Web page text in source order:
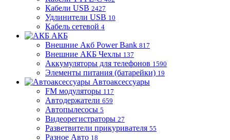
Кабели USB 2427
Удлинители USB 10
Кабель сетевой 4
АКБ
Внешние Акб Power Bank 817
Внешние АКБ Чехлы 137
Аккумуляторы для телефонов 1590
Элементы питания (батарейки) 19
Автоаксессуары
FM модуляторы 117
Автодержатели 659
Автопылесосы 5
Видеорегистраторы 27
Разветвители прикуривателя 55
Разное Авто 18